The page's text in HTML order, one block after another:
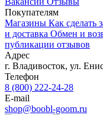
Покупателям
Магазины Как сделать
и доставка Обмен и
публикации отзывов
Адрес
г. Владивосток, ул.
Телефон
8 (800) 222-24-28
E-mail
shop@boobl-goom.ru